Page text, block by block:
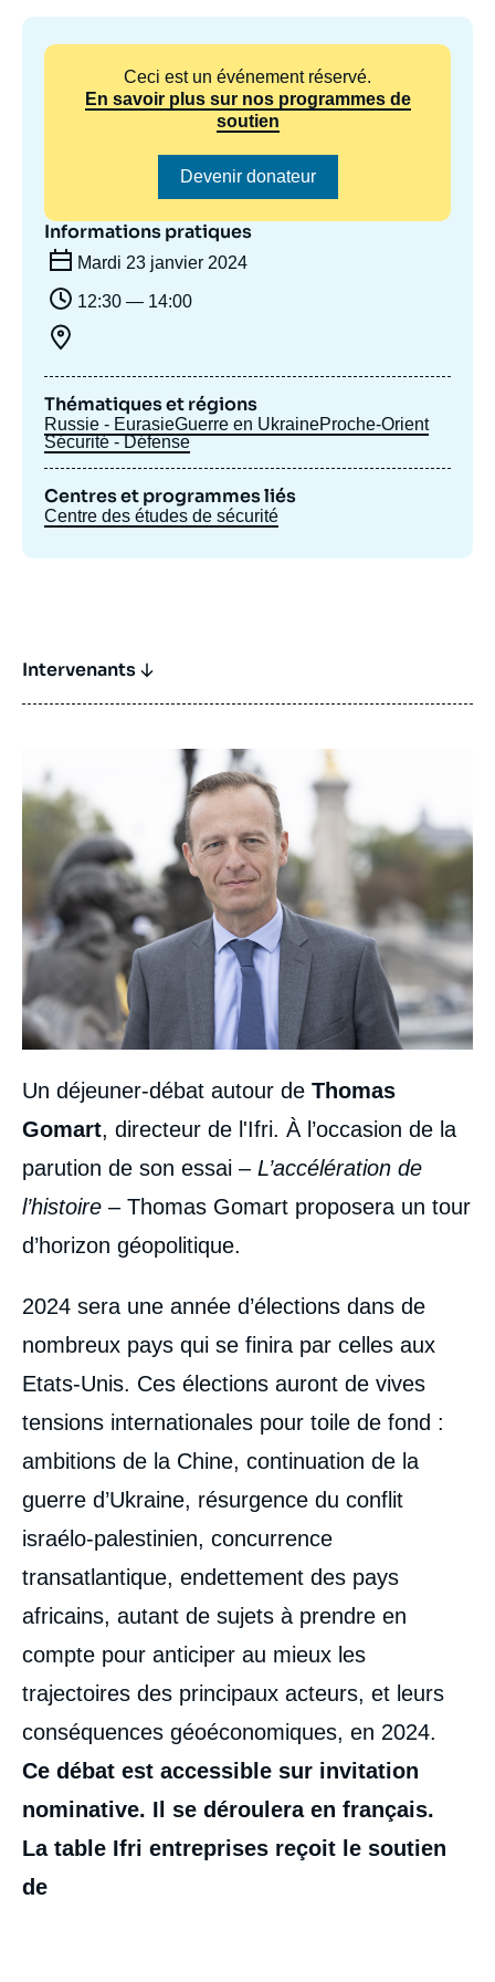
Nous soutenir
Informations pratiques
Mardi 23 janvier 2024
12:30 — 14:00
Thématiques et régions
Russie - EurasieGuerre en UkraineProche-Orient
Sécurité - Défense
Centres et programmes liés
Centre des études de sécurité
Ceci est un événement réservé.
En savoir plus sur nos programmes de
soutien
Devenir donateur
Intervenants
Un déjeuner-débat autour de Thomas
Gomart, directeur de l'Ifri. À l’occasion de la
parution de son essai – L’accélération de
l’histoire – Thomas Gomart proposera un tour
d’horizon géopolitique.
2024 sera une année d’élections dans de
nombreux pays qui se finira par celles aux
Etats-Unis. Ces élections auront de vives
tensions internationales pour toile de fond :
ambitions de la Chine, continuation de la
guerre d’Ukraine, résurgence du conflit
israélo-palestinien, concurrence
transatlantique, endettement des pays
africains, autant de sujets à prendre en
compte pour anticiper au mieux les
trajectoires des principaux acteurs, et leurs
conséquences géoéconomiques, en 2024.
Ce débat est accessible sur invitation
nominative. Il se déroulera en français.
La table Ifri entreprises reçoit le soutien
de